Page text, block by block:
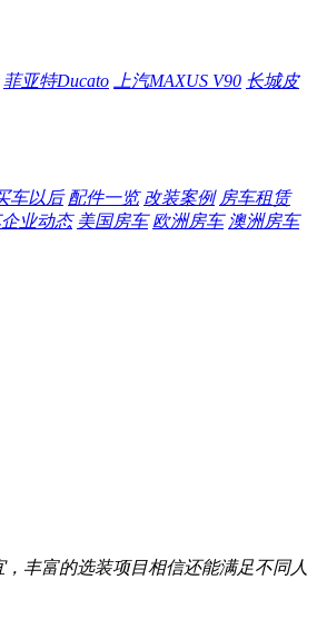
菲亚特Ducato 上汽MAXUS V90 长城皮
车以后 配件一览 改装案例 房车租赁
业动态 美国房车 欧洲房车 澳洲房车
丰富的选装项目相信还能满足不同人